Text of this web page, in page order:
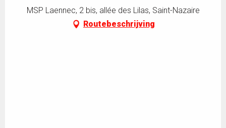
MSP Laennec, 2 bis, allée des Lilas, Saint-Nazaire
Routebeschrijving